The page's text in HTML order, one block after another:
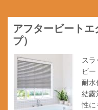
アフタービート
プ）
ス
ビー
耐水
結露
性に